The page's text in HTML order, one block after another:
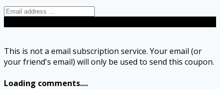
This is not a email subscription service. Your email (or
your friend's email) will only be used to send this coupon.
Loading comments....